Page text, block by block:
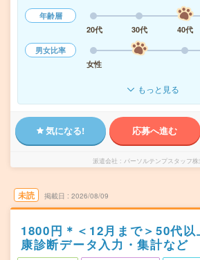
年齢層
20代
30代 40代
男女比率
女性
もっと見る
気になる! 応募へ進む
派遣会社 パーソルテンプスタッフ株
未読 掲載日 2026/08/09
1800円＊＜12月まで＞50代
康診断データ入力・集計など